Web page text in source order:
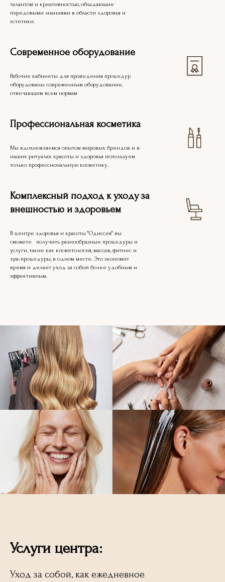
талантом и креативностью, обладающие
передовыми знаниями в области здоровья и
эстетики.
Современное оборудование
Рабочие кабинеты для проведения процедур
оборудованы современным оборудование,
отвечающим всем нормам
Профессиональная косметика
Мы вдохновляемся опытом мировых брендов и в
наших ритуалах красоты и здоровья используем
только профессиональную косметику.
Комплексный подход к уходу за
внешностью и здоровьем
В центре здоровья и красоты "Одиссея" вы
сможете получить разнообразные процедуры и
услуги, такие как косметология, массаж, фитнес и
spa-процедуры, в одном месте. Это экономит
время и делает уход за собой более удобным и
эффективным.
Услуги центра:
Уход за собой, как ежедневное